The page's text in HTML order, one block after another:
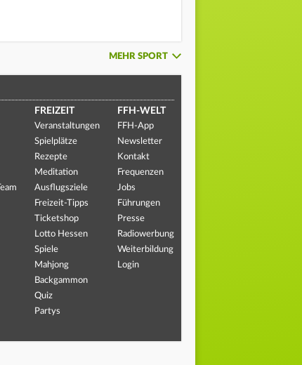
MEHR SPORT
FREIZEIT
Veranstaltungen
Spielplätze
Rezepte
Meditation
Ausflugsziele
Freizeit-Tipps
Ticketshop
Lotto Hessen
Spiele
Mahjong
Backgammon
Quiz
Partys
FFH-WELT
FFH-App
Newsletter
Kontakt
Frequenzen
Jobs
Führungen
Presse
Radiowerbung
Weiterbildung
Login